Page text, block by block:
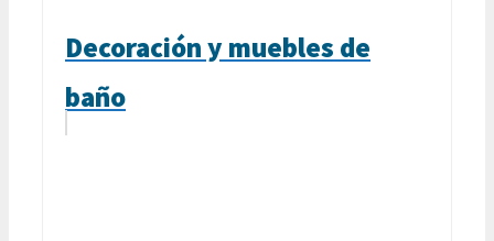
Decoración y muebles de
baño